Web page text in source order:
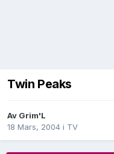
Twin Peaks
Av Grim'L
18 Mars, 2004 i TV